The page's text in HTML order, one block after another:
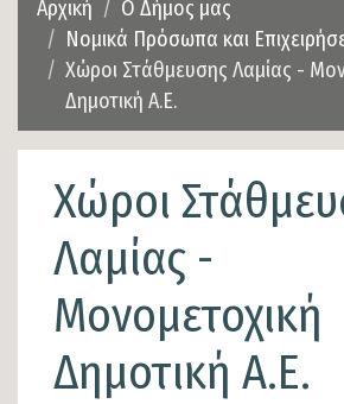
Αρχική
Ο Δήμος μας
Νομικά Πρόσωπα και
Χώροι Στάθμευσης Λαμίας -
Δημοτική Α.Ε.
Χώροι
Λαμίας -
Μονομετοχική
Δημοτική Α.Ε.